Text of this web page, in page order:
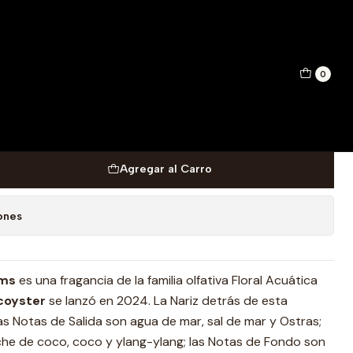
0
Agregar al Carro
es una fragancia de la familia olfativa Floral Acuática
se lanzó en 2024. La Nariz detrás de esta
Notas de Salida son agua de mar, sal de mar y Ostras;
de coco, coco y ylang-ylang; las Notas de Fondo son